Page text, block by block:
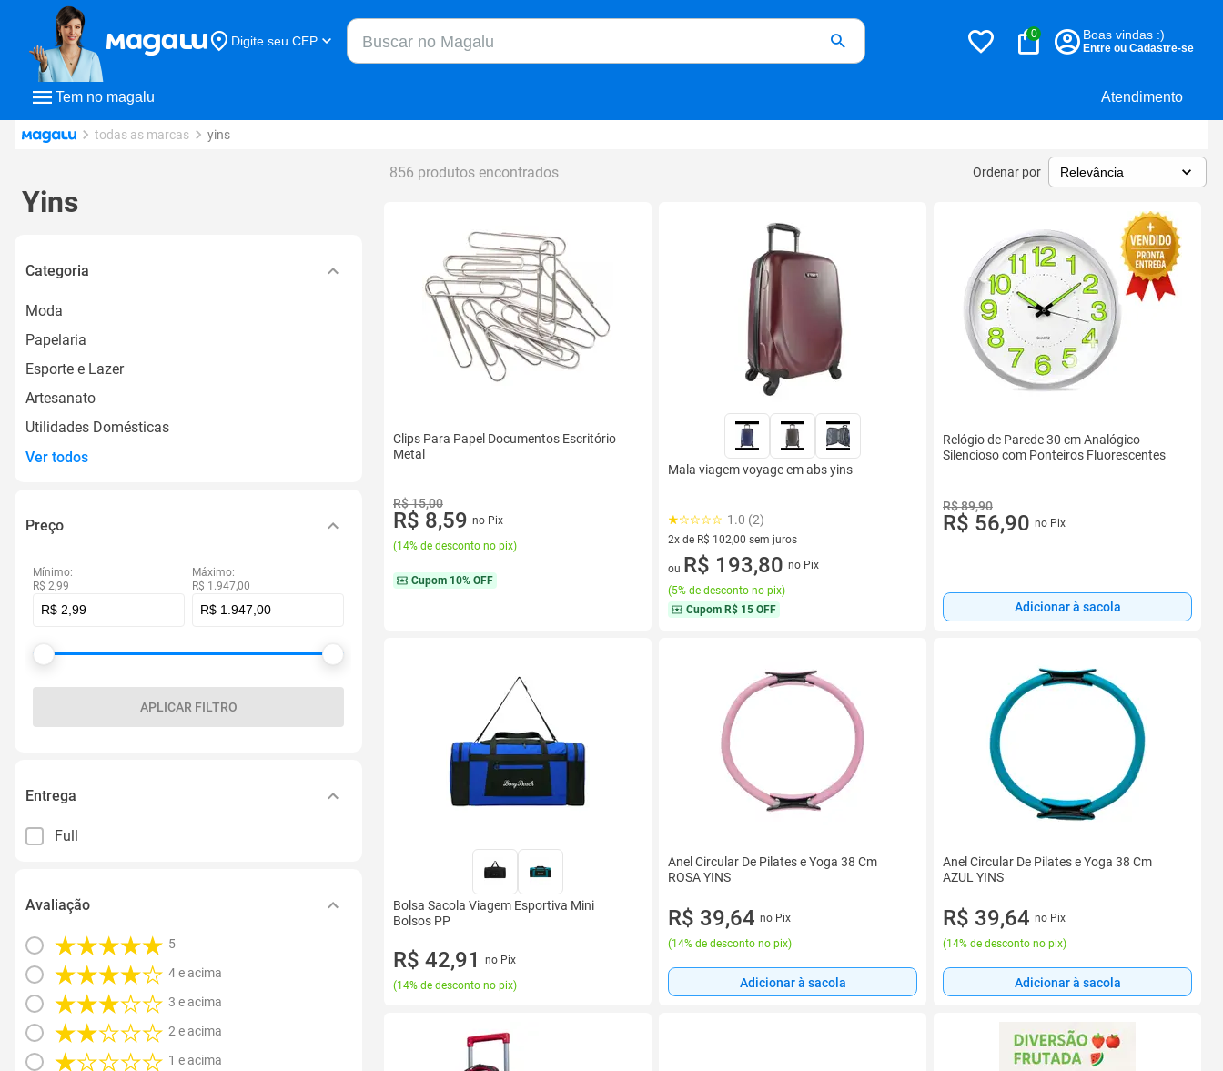
Tem no magalu Atendimento
Digite seu CEP
Buscar no Magalu
0 Boas vindas :)
Entre ou Cadastre-se
todas as marcas yins
Yins
Categoria
Moda
Papelaria
Esporte e Lazer
Artesanato
Utilidades Domésticas
Ver todos
Preço
Mínimo:
R$ 2,99
Máximo:
R$ 1.947,00
APLICAR FILTRO
Entrega
Full
Avaliação
5
4 e acima
3 e acima
2 e acima
1 e acima
856 produtos encontrados Ordenar por
Clips Para Papel Documentos Escritório
Metal
R$ 15,00
R$ 8,59 no Pix
(14% de desconto no pix)
Cupom 10% OFF
Mala viagem voyage em abs yins
1.0 (2)
2x de R$ 102,00 sem juros
2 vez de R$ 102,00 sem juros
ou R$ 193,80 no Pix
(5% de desconto no pix)
Cupom R$ 15 OFF
Relógio de Parede 30 cm Analógico
Silencioso com Ponteiros Fluorescentes
R$ 89,90
R$ 56,90 no Pix
Adicionar à sacola
Bolsa Sacola Viagem Esportiva Mini
Bolsos PP
R$ 42,91
no Pix
(14% de desconto no pix)
Anel Circular De Pilates e Yoga 38 Cm
ROSA YINS
R$ 39,64 no Pix
(14% de desconto no pix)
Adicionar à sacola
Anel Circular De Pilates e Yoga 38 Cm
AZUL YINS
R$ 39,64 no Pix
(14% de desconto no pix)
Adicionar à sacola